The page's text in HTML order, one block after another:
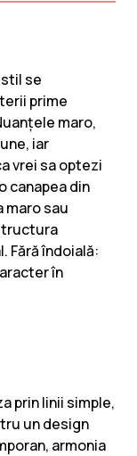
se
prime
maro,
iar
vrei sa optezi
canapea din
maro sau
Fără îndoială:
în
prin linii simple,
un design
armonia